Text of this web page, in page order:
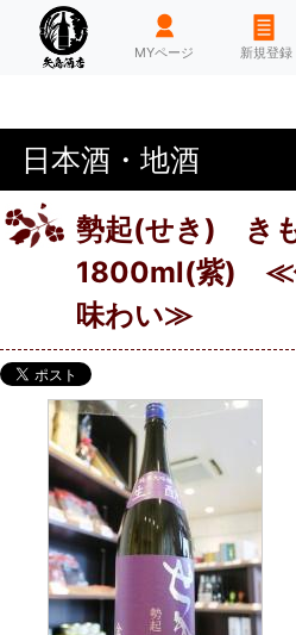
HOME MYページ 新規登録
日本酒・地酒
勢起(せき) き
1800ml(紫) ≪
味わい≫